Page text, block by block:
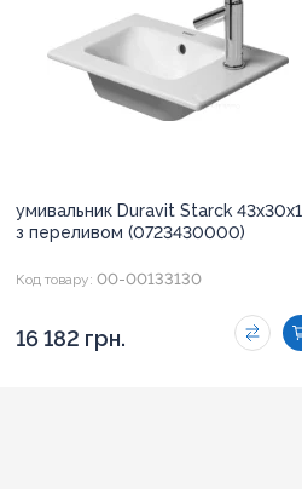
умивальник Duravit Starck
з переливом (0723430000)
Код товару: 00-00133130
16 182 грн.